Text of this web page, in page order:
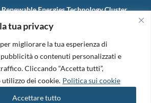
tua privacy
migliorare la tua esperienza di
o contenuti personalizzati e
Cliccando “Accetta tutti”,
dei cookie. Politica sui cookie
Accettare tutto
Energies Technology Cluster
Iva: 01138620313
M5UXCR1